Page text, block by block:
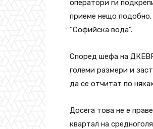
оператори ги
приеме нещо подобно,
“Софийска вода”.
Според шефа на
големи размери и
да се отчитат по
Досега това не е
квартал на